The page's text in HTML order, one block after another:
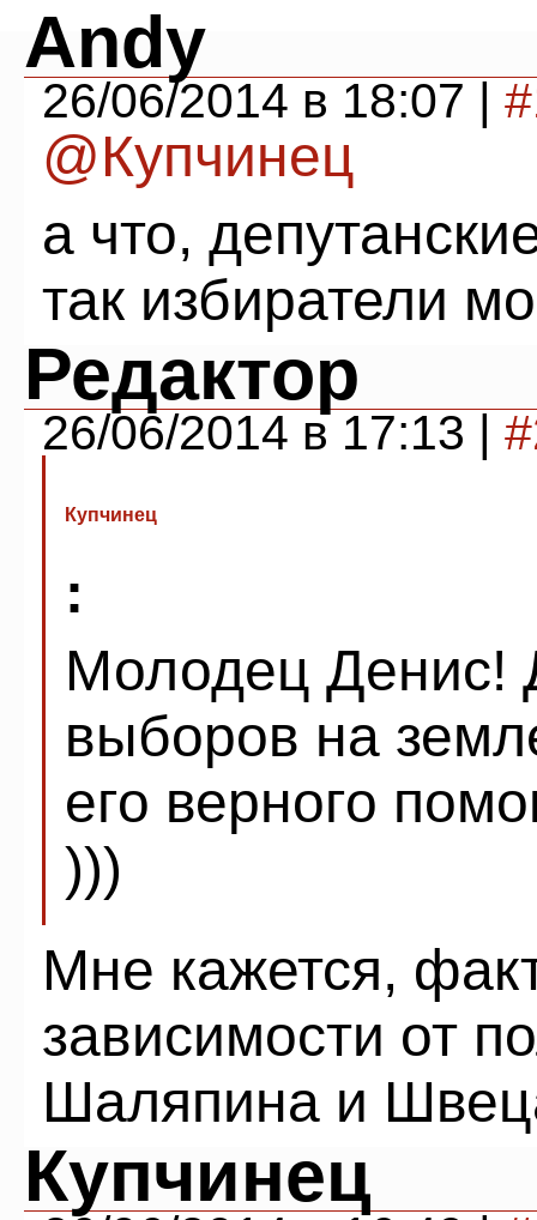
Andy
26/06/2014 в 18:07 |
@Купчинец
а что,
так избиратели
Редактор
26/06/2014 в 17:13 |
Купчинец
:
Молодец Денис!
выборов на
его верного
)))
Мне кажется,
зависимости от
Шаляпина и
Купчинец